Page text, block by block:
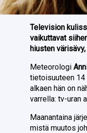
Television
vaikuttavat
hiusten
Meteorologi
tietoisuuteen
alkaen hän on
varrella: tv-uran
Maanantaina
mistä muutos